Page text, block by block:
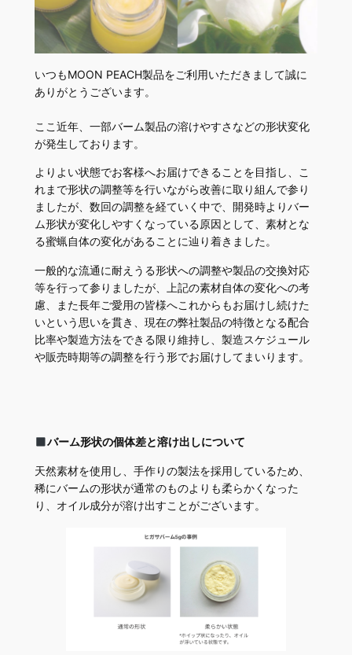
いつもMOON PEACH製品をご利用いただきまして誠に
ありがとうございます。
ここ近年、一部バーム製品の溶けやすさなどの形状変化
が発生しております。
よりよい状態でお客様へお届けできることを目指し、こ
れまで形状の調整等を行いながら改善に取り組んで参り
ましたが、数回の調整を経ていく中で、開発時よりバー
ム形状が変化しやすくなっている原因として、素材とな
る蜜蝋自体の変化があることに辿り着きました。
一般的な流通に耐えうる形状への調整や製品の交換対応
等を行って参りましたが、上記の素材自体の変化への考
慮、また長年ご愛用の皆様へこれからもお届けし続けた
いという思いを貫き、現在の弊社製品の特徴となる配合
比率や製造方法をできる限り維持し、製造スケジュール
や販売時期等の調整を行う形でお届けしてまいります。
バーム形状の個体差と溶け出しについて
天然素材を使用し、手作りの製法を採用しているため、
稀にバームの形状が通常のものよりも柔らかくなった
り、オイル成分が溶け出すことがございます。